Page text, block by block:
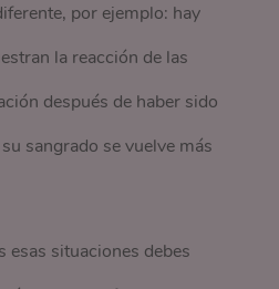
por ejemplo: hay
la reacción de las
después de haber sido
sangrado se vuelve más
esas situaciones debes